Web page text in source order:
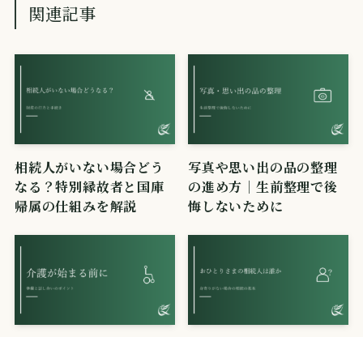
関連記事
相続人がいない場合どう
なる？特別縁故者と国庫
帰属の仕組みを解説
写真や思い出の品の整理
の進め方｜生前整理で後
悔しないために